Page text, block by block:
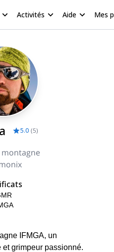
Activités Aide Mes
5.0 (5)
IFMGA, un
grimpeur passionné.